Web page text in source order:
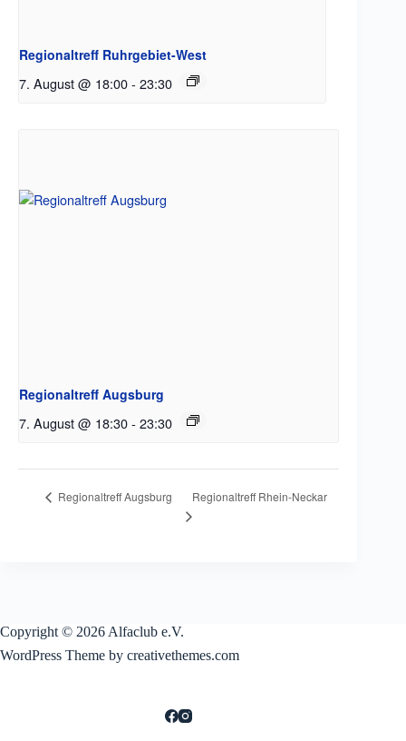
Regionaltreff Ruhrgebiet-West
7. August @ 18:00- 23:30
Regionaltreff Augsburg
7. August @ 18:30- 23:30
Regionaltreff Augsburg Regionaltreff Rhein-Neckar
Copyright © 2026 Alfaclub e.V.
WordPress Theme by creativethemes.com